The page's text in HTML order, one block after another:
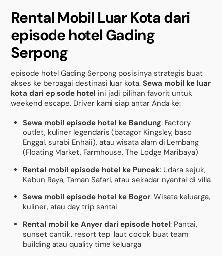
Rental Mobil Luar Kota dari
episode hotel Gading
Serpong
episode hotel Gading Serpong posisinya strategis buat
akses ke berbagai destinasi luar kota.Sewa mobil ke luar
kota dari episode hotel ini jadi pilihan favorit untuk
weekend escape. Driver kami siap antar Anda ke:
Sewa mobil episode hotel ke Bandung: Factory
outlet, kuliner legendaris (batagor Kingsley, baso
Enggal, surabi Enhaii), atau wisata alam di Lembang
(Floating Market, Farmhouse, The Lodge Maribaya)
Rental mobil episode hotel ke Puncak: Udara sejuk,
Kebun Raya, Taman Safari, atau sekadar nyantai di villa
Sewa mobil episode hotel ke Bogor: Wisata keluarga,
kuliner, atau day trip santai
Rental mobil ke Anyer dari episode hotel: Pantai,
sunset cantik, resort tepi laut cocok buat team
building atau quality time keluarga